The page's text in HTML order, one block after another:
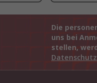
Die
uns bei
stellen,